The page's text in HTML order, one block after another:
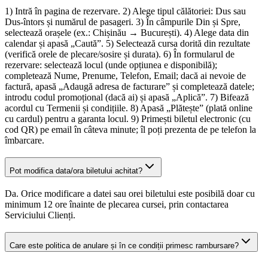
1) Intră în pagina de rezervare. 2) Alege tipul călătoriei: Dus sau
Dus-întors și numărul de pasageri. 3) În câmpurile Din și Spre,
selectează orașele (ex.: Chișinău → București). 4) Alege data din
calendar și apasă „Caută”. 5) Selectează cursa dorită din rezultate
(verifică orele de plecare/sosire și durata). 6) În formularul de
rezervare: selectează locul (unde opțiunea e disponibilă);
completează Nume, Prenume, Telefon, Email; dacă ai nevoie de
factură, apasă „Adaugă adresa de facturare” și completează datele;
introdu codul promoțional (dacă ai) și apasă „Aplică”. 7) Bifează
acordul cu Termenii și condițiile. 8) Apasă „Plătește” (plată online
cu cardul) pentru a garanta locul. 9) Primești biletul electronic (cu
cod QR) pe email în câteva minute; îl poți prezenta de pe telefon la
îmbarcare.
Pot modifica data/ora biletului achitat?
Da. Orice modificare a datei sau orei biletului este posibilă doar cu
minimum 12 ore înainte de plecarea cursei, prin contactarea
Serviciului Clienți.
Care este politica de anulare și în ce condiții primesc rambursare?